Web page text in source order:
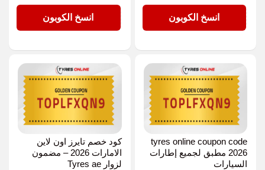
OPLFXQN9
انسخ الكوبون OPLFXQN9
انسخ الكوبون
tyres online coupon code
2026 مطبق لجميع إطارات
السيارات
كود خصم تايرز اون لاين
الامارات 2026 – مضمون
لزوار Tyres ae